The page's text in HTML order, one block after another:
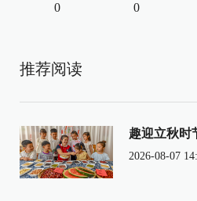
0 0
推荐阅读
趣迎立秋时
2026-08-07